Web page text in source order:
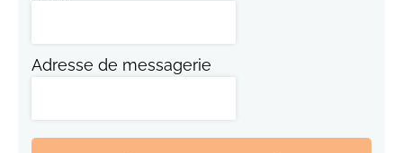
Adresse de messagerie